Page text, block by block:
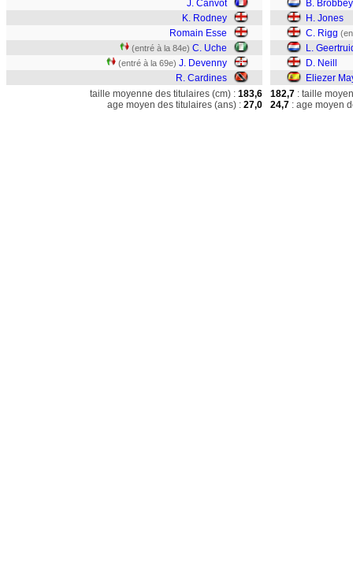
J. Canvot
K. Rodney
Romain Esse
(entré à la 84e) C. Uche
(entré à la 69e) J. Devenny
R. Cardines
B. Brobbey
H. Jones
C. Rigg
L.
D. Neill
Eliezer
taille moyenne des titulaires (cm) : 183,6
age moyen des titulaires (ans) : 27,0
182,7 : taille
24,7 : age moyen